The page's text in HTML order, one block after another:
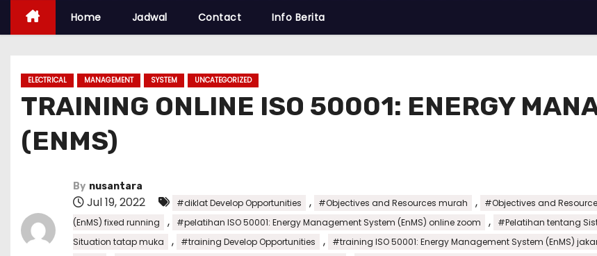
Home Jadwal Contact Info Berita
ELECTRICAL MANAGEMENT SYSTEM UNCATEGORIZED
TRAINING ONLINE ISO 50001: ENERGY
(ENMS)
By nusantara
Jul 19, 2022 #diklat Develop Opportunities , #Objectives and Resources murah , #Objectives and
(EnMS) fixed running
, #pelatihan ISO 50001: Energy Management System (EnMS) online zoom ,
#Pelatihan tentang
Situation tatap muka
, #training Develop Opportunities , #training ISO 50001: Energy Management System (EnMS)